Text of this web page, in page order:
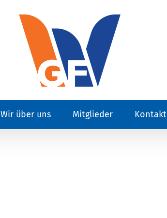
Wir über uns Mitglieder Kontakt